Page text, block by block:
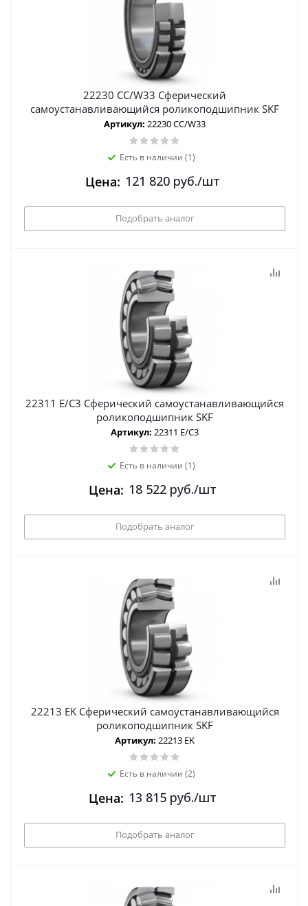
22230 CC/W33 Сферический
самоустанавливающийся роликоподшипник SKF
Артикул: 22230 CC/W33
Есть в наличии (1)
Цена: 121 820руб./шт
Подобрать аналог
22311 E/C3 Сферический самоустанавливающийся
роликоподшипник SKF
Артикул: 22311 E/C3
Есть в наличии (1)
Цена: 18 522руб./шт
Подобрать аналог
22213 EK Сферический самоустанавливающийся
роликоподшипник SKF
Артикул: 22213 EK
Есть в наличии (2)
Цена: 13 815руб./шт
Подобрать аналог